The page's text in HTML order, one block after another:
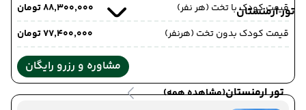
تور ارمنستان
تور ارمنستان(مشاهده همه)
قیمت کودک با تخت (هر نفر)
۸۸٬۳۰۰٬۰۰۰ تومان
قیمت کودک بدون تخت (هرنفر)
۷۷٬۴۰۰٬۰۰۰ تومان
مشاوره و رزرو رایگان